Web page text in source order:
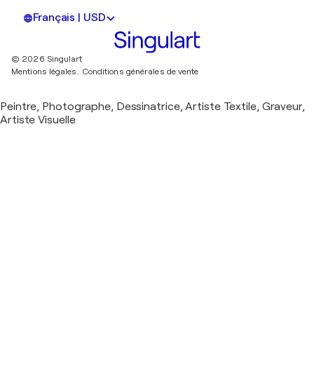
Français | USD
© 2026 Singulart
Mentions légales. Conditions générales de vente
Peintre, Photographe, Dessinatrice, Artiste Textile, Graveur,
Artiste Visuelle